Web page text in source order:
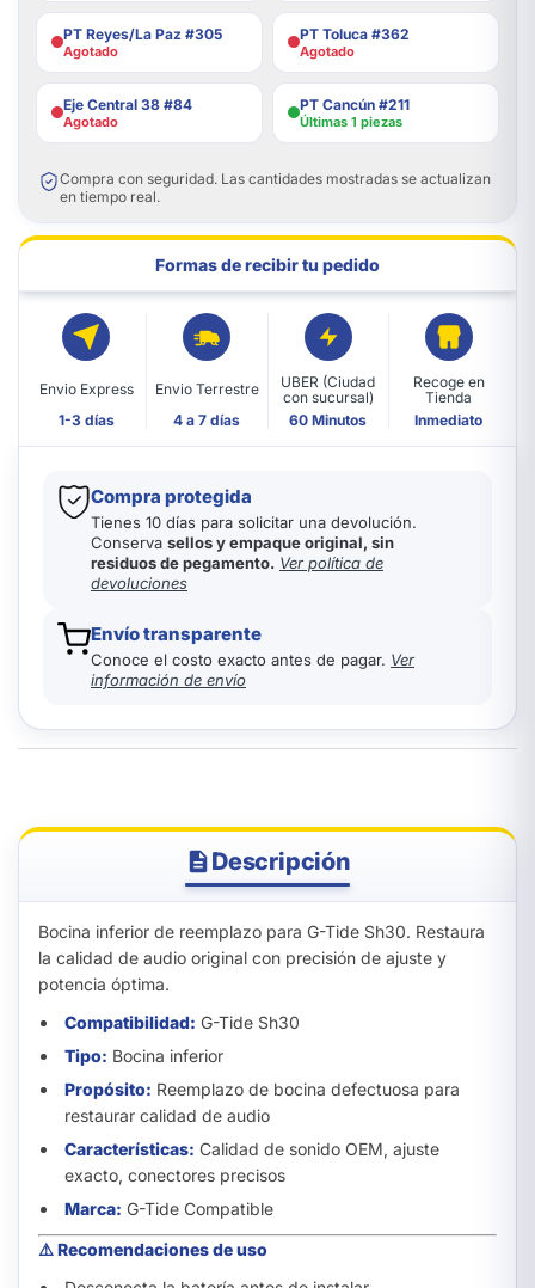
PT Reyes/La Paz #305
Agotado
PT Toluca #362
Agotado
Eje Central 38 #84
Agotado
PT Cancún #211
Últimas 1 piezas
Compra con seguridad. Las cantidades mostradas se actualizan
en tiempo real.
Formas de recibir tu pedido
Envio Express
1-3 días
Envio Terrestre
4 a 7 días
UBER (Ciudad
con sucursal)
60 Minutos
Recoge en
Tienda
Inmediato
Compra protegida
Tienes 10 días para solicitar una devolución.
Conserva sellos y empaque original, sin
residuos de pegamento. Ver política de
devoluciones
Envío transparente
Conoce el costo exacto antes de pagar. Ver
información de envío
Descripción
Bocina inferior de reemplazo para G-Tide Sh30. Restaura
la calidad de audio original con precisión de ajuste y
potencia óptima.
Compatibilidad: G-Tide Sh30
Tipo: Bocina inferior
Propósito: Reemplazo de bocina defectuosa para
restaurar calidad de audio
Características: Calidad de sonido OEM, ajuste
exacto, conectores precisos
Marca: G-Tide Compatible
⚠️ Recomendaciones de uso